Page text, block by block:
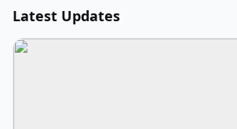
Latest Updates